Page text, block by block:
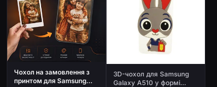
Чохол на замовлення з
принтом для Samsung
3D-чохол для Samsung
Galaxy A510 у формі